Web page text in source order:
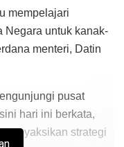
mempelajari
Negara untuk kanak-
menteri, Datin
pusat
hari ini berkata,
strategi